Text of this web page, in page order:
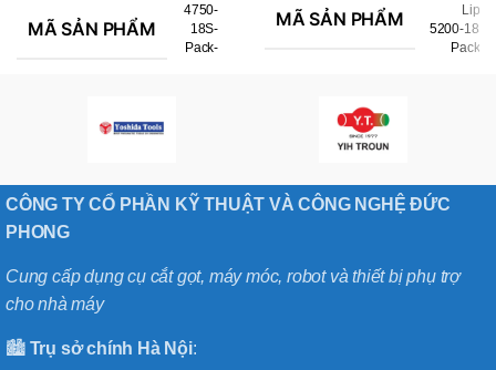
MÃ SẢN PHẨM
4750-
18S-
Pack-
Maxamps
MÃ SẢN PHẨM
Lipo-
5200-18S-
Pack-2
BRAND
CÔNG TY CỔ PHẦN KỸ THUẬT VÀ CÔNG NGHỆ ĐỨC
PHONG
Cung cấp dụng cụ cắt gọt, máy móc, robot và thiết bị phụ trợ
cho nhà máy
🏙️ Trụ sở chính Hà Nội: